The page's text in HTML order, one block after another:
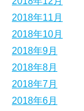
2018年11月
2018年10月
2018年9月
2018年8月
2018年7月
2018年6月